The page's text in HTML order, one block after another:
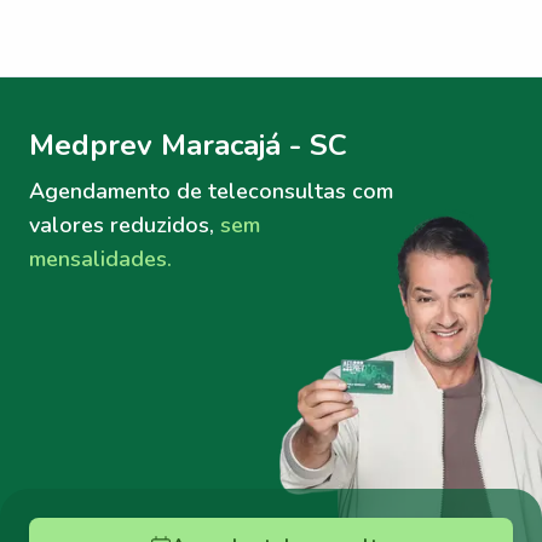
Medprev Maracajá - SC
Agendamento de teleconsultas com
valores reduzidos, sem
mensalidades.